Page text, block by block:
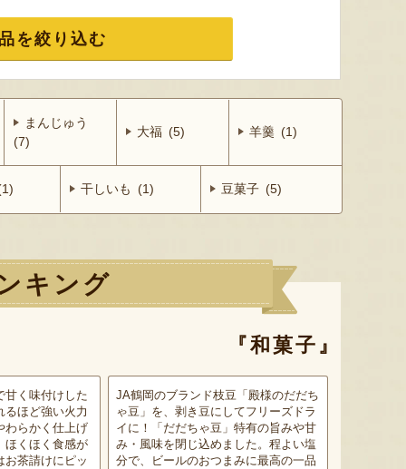
を絞り込む
まんじゅう
(7)
大福 (5) 羊羹 (1)
干しいも (1) 豆菓子 (5)
キング
『和菓子』
甘く味付けした
るほど強い火力
わらかく仕上げ
ほくほく食感が
お茶請けにピッ
JA鶴岡のブランド枝豆「殿様のだだち
ゃ豆」を、剥き豆にしてフリーズドラ
イに！「だだちゃ豆」特有の旨みや甘
み・風味を閉じ込めました。程よい塩
分で、ビールのおつまみに最高の一品